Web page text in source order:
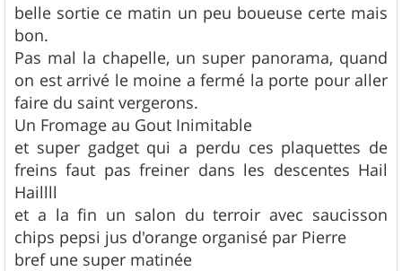
s
s
a
g
e
belle sortie ce matin un peu boueuse certe mais
bon.
Pas mal la chapelle, un super panorama, quand
on est arrivé le moine a fermé la porte pour aller
faire du saint vergerons.
Un Fromage au Gout Inimitable
et super gadget qui a perdu ces plaquettes de
freins faut pas freiner dans les descentes Hail
Haillll
et a la fin un salon du terroir avec saucisson
chips pepsi jus d'orange organisé par Pierre
bref une super matinée